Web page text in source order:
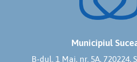
Municipiul
B-dul. 1 Mai, nr. 5A, 720224,